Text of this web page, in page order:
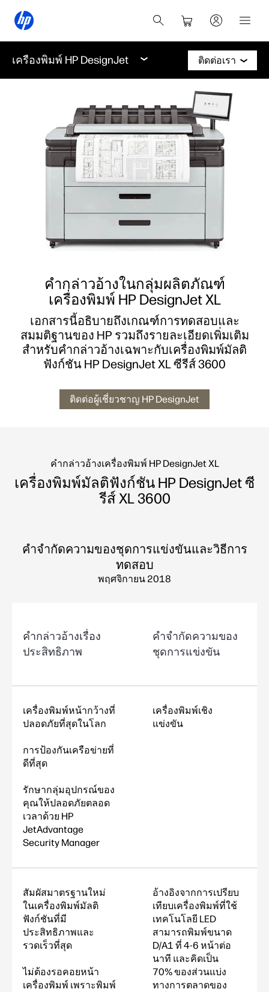
เครื่องพิมพ์ HP DesignJet ติดต่อเรา
คำกล่าวอ้างในกลุ่มผลิตภัณฑ์
เครื่องพิมพ์ HP DesignJet XL
เอกสารนี้อธิบายถึงเกณฑ์การทดสอบและ
สมมติฐานของ HP รวมถึงรายละเอียดเพิ่มเติม
สำหรับคำกล่าวอ้างเฉพาะกับเครื่องพิมพ์มัลติ
ฟังก์ชัน HP DesignJet XL ซีรีส์ 3600
ติดต่อผู้เชี่ยวชาญ HP DesignJet
คำกล่าวอ้างเครื่องพิมพ์ HP DesignJet XL
เครื่องพิมพ์มัลติฟังก์ชัน HP DesignJet ซี
รีส์ XL 3600
คำจำกัดความของชุดการแข่งขันและวิธีการ
ทดสอบ
พฤศจิกายน 2018
คำกล่าวอ้างเรื่อง
ประสิทธิภาพ
คำจำกัดความของ
ชุดการแข่งขัน
เครื่องพิมพ์หน้ากว้างที่
ปลอดภัยที่สุดในโลก
การป้องกันเครือข่ายที่
ดีที่สุด
รักษากลุ่มอุปกรณ์ของ
คุณให้ปลอดภัยตลอด
เวลาด้วย HP
JetAdvantage
Security Manager
เครื่องพิมพ์เชิง
แข่งขัน
สัมผัสมาตรฐานใหม่
ในเครื่องพิมพ์มัลติ
ฟังก์ชันที่มี
ประสิทธิภาพและ
รวดเร็วที่สุด
ไม่ต้องรอคอยหน้า
เครื่องพิมพ์ เพราะพิมพ์
อ้างอิงจากการเปรียบ
เทียบเครื่องพิมพ์ที่ใช้
เทคโนโลยี LED
สามารถพิมพ์ขนาด
D/A1 ที่ 4-6 หน้าต่อ
นาที และคิดเป็น
70% ของส่วนแบ่ง
ทางการตลาดของ